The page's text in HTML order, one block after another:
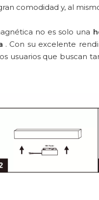
comodidad y, al
no es solo una
. Con su excelente
usuarios que buscan